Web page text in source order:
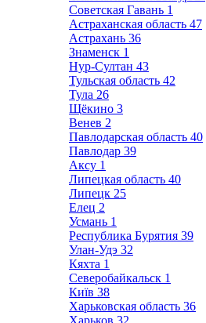
Советская Гавань 1
Астраханская область 47
Астрахань 36
Знаменск 1
Нур-Султан 43
Тульская область 42
Тула 26
Щёкино 3
Венев 2
Павлодарская область 40
Павлодар 39
Аксу 1
Липецкая область 40
Липецк 25
Елец 2
Усмань 1
Республика Бурятия 39
Улан-Удэ 32
Кяхта 1
Северобайкальск 1
Київ 38
Харьковская область 36
Харьков 32